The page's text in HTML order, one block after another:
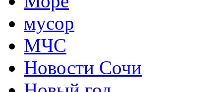
мусор
МЧС
Новости Сочи